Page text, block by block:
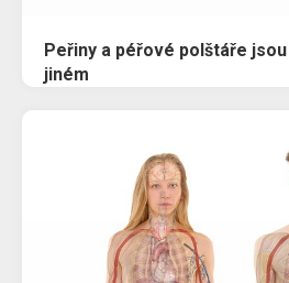
Peřiny a péřové polštáře
jiném